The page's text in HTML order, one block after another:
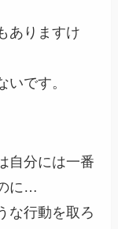
ありますけ
です。
自分には一番
に…
な行動を取ろ